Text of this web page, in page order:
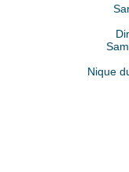
Nique